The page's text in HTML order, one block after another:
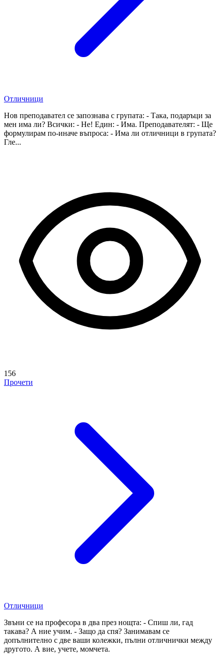
Отличници
Нов преподавател се запознава с групата: - Така, подаръци за
мен има ли? Всички: - Не! Един: - Има. Преподавателят: - Ще
формулирам по-иначе въпроса: - Има ли отличници в групата?
Гле...
156
Прочети
Отличници
Звъни се на професора в два през нощта: - Спиш ли, гад
такава? А ние учим. - Защо да спя? Занимавам се
допълнително с две ваши колежки, пълни отличнички между
другото. А вие, учете, момчета.